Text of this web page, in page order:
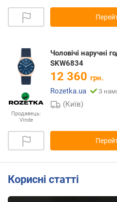
Продавець:
Vinde
Чоловічі наручні
SKW6834
12 360 грн.
Rozetka.ua
З
(Київ)
Корисні статті